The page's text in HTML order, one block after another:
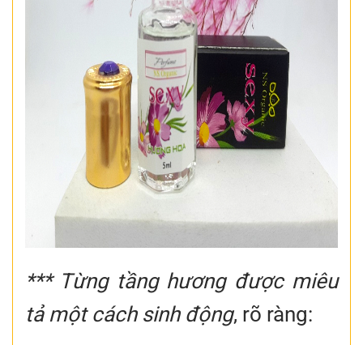
*** Từng tầng hương được miêu
tả một cách sinh động, rõ ràng: